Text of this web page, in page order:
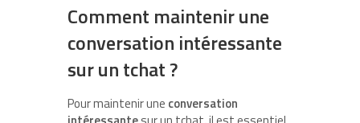
Comment maintenir une
conversation intéressante
sur un tchat ?
Pour maintenir une conversation